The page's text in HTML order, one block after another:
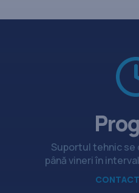
Suportul tehnic se
până vineri în